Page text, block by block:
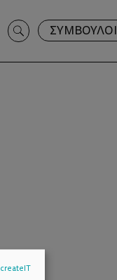
Search
for:
ΣΥΜΒΟΥΛΟΙ
createIT